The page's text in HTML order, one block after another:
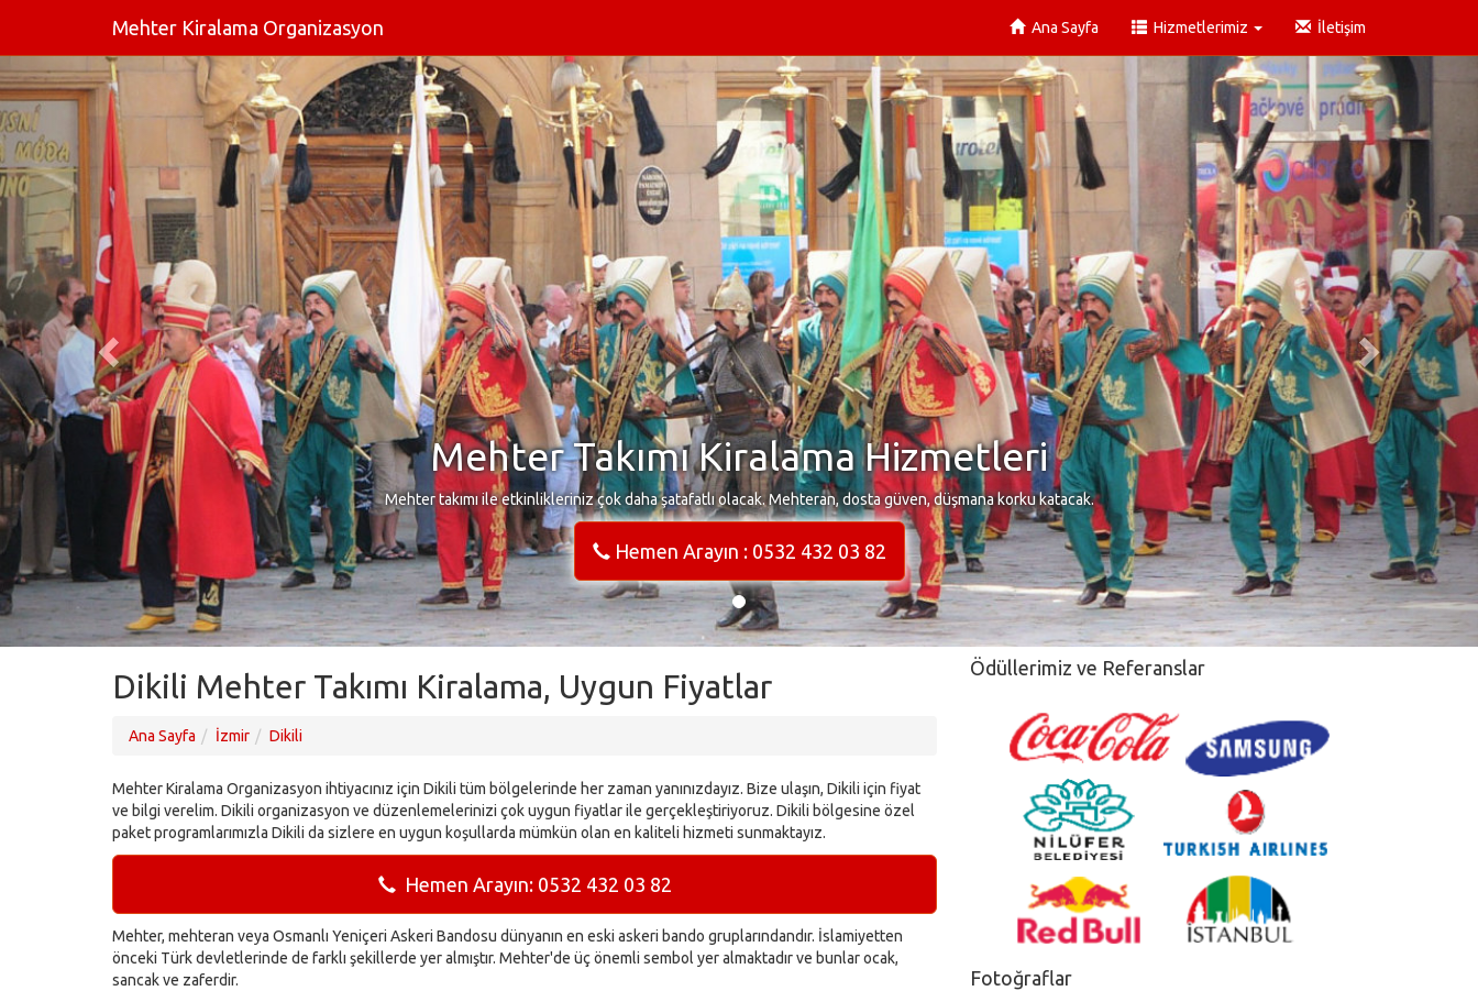
Mehter Kiralama Organizasyon Ana Sayfa Hizmetlerimiz İletişim
Mehter Takımı Kiralama Hizmetleri
Mehter takımı ile etkinlikleriniz çok daha şatafatlı olacak. Mehteran, dosta güven, düşmana korku katacak.
Hemen Arayın : 0532 432 03 82
Dikili Mehter Takımı Kiralama, Uygun Fiyatlar
Ana Sayfa İzmir Dikili
Mehter Kiralama Organizasyon ihtiyacınız için Dikili tüm bölgelerinde her zaman yanınızdayız. Bize ulaşın, Dikili için fiyat
ve bilgi verelim. Dikili organizasyon ve düzenlemelerinizi çok uygun fiyatlar ile gerçekleştiriyoruz. Dikili bölgesine özel
paket programlarımızla Dikili da sizlere en uygun koşullarda mümkün olan en kaliteli hizmeti sunmaktayız.
Hemen Arayın: 0532 432 03 82
Mehter, mehteran veya Osmanlı Yeniçeri Askeri Bandosu dünyanın en eski askeri bando gruplarındandır. İslamiyetten
önceki Türk devletlerinde de farklı şekillerde yer almıştır. Mehter'de üç önemli sembol yer almaktadır ve bunlar ocak,
sancak ve zaferdir.
Ödüllerimiz ve Referanslar
Fotoğraflar